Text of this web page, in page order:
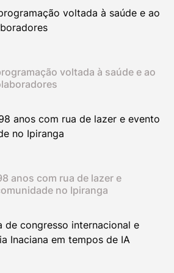
voltada à saúde e ao
anos com rua de lazer e
no Ipiranga